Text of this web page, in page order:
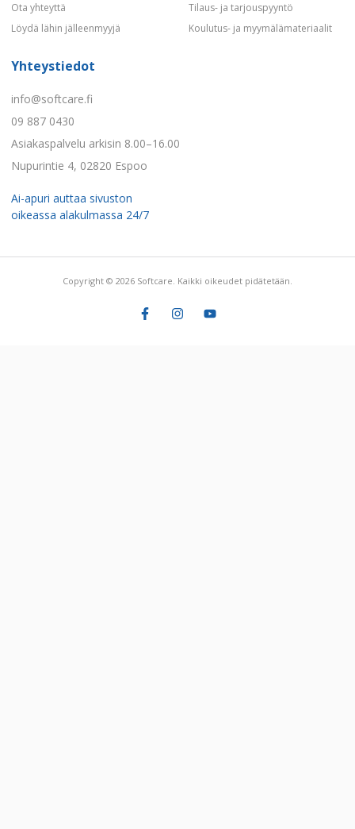
Ota yhteyttä
Löydä lähin jälleenmyyjä
Tilaus- ja tarjouspyyntö
Koulutus- ja myymälämateriaalit
Yhteystiedot
info@softcare.fi
09 887 0430
Asiakaspalvelu arkisin 8.00–16.00
Nupurintie 4, 02820 Espoo
Ai-apuri auttaa sivuston
oikeassa alakulmassa 24/7
Copyright © 2026 Softcare. Kaikki oikeudet pidätetään.